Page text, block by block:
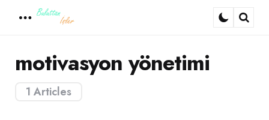
1 Articles
motivasyon yönetimi